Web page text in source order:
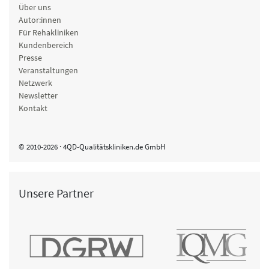
Über uns
Autor:innen
Für Rehakliniken
Kundenbereich
Presse
Veranstaltungen
Netzwerk
Newsletter
Kontakt
© 2010-2026 · 4QD-Qualitätskliniken.de GmbH
Unsere Partner